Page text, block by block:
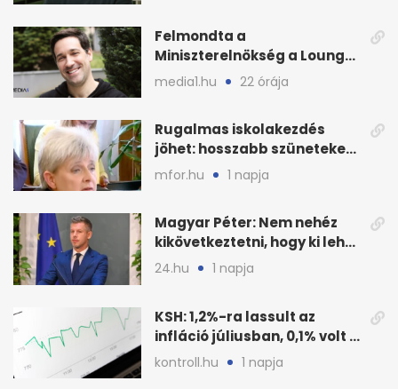
Felmondta a
Miniszterelnökség a Lounge
Event keretszerződését
media1.hu 22 órája
Rugalmas iskolakezdés
jöhet: hosszabb szüneteket
javasolnak szeptembertől
mfor.hu 1 napja
Magyar Péter: Nem nehéz
kikövetkeztetni, hogy ki lehet
a három jelölt
24.hu 1 napja
KSH: 1,2%-ra lassult az
infláció júliusban, 0,1% volt a
havi áresés
kontroll.hu 1 napja